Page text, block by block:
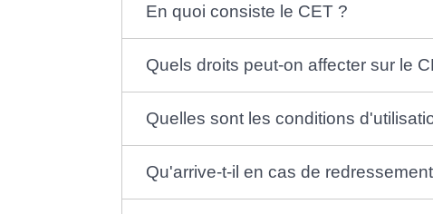
En quoi consiste le CET ?
Quels droits peut-on affecter sur le
Quelles sont les conditions
Qu'arrive-t-il en cas de